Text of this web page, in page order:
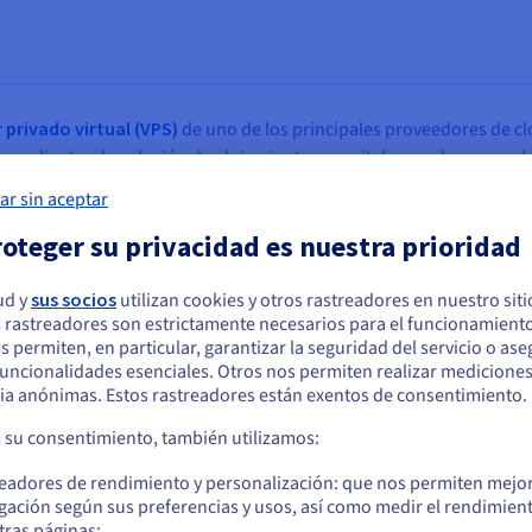
privado virtual (VPS) de uno de los principales proveedores de
clientes, la solución de alojamiento necesitaba escalar para
y de red y, al mismo tiempo, en una reducción del
escalar fácilmente y, al mismo tiempo, optimizar los costes
ha dado muy buenos resultados desde que
gestor de cuentas. Nos encanta colaborar
que está ubicado en Estados Unidos
hacer un pedido desde Estados Unidos, deberá buscar el sitio web
y crear una cuenta.
us.ovhcloud.com/
Inglés USD - $
sin aceptar
su privacidad es nuestra prioridad
ysus socios utilizan cookies y otros rastreadores en nuestro
rastreadores son estrictamente necesarios para el
permiten, en particular, garantizar la seguridad del servicio o
esenciales. Otros nos permiten realizar
anónimas. Estos rastreadores están exentos de consentimiento.
su consentimiento, también utilizamos:
de rendimiento y personalización: que nos permiten
según sus preferencias y usos, así como medir el